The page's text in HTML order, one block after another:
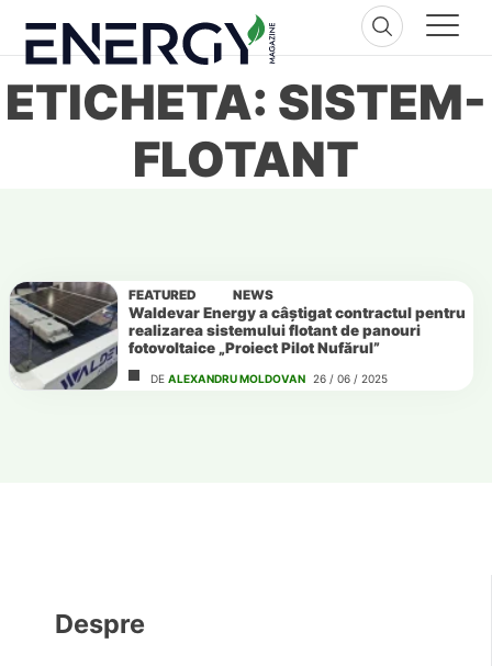
content
ETICHETA: SISTEM-
FLOTANT
FEATURED NEWS
Waldevar Energy a câștigat contractul pentru
realizarea sistemului flotant de panouri
fotovoltaice „Proiect Pilot Nufărul”
DE ALEXANDRU MOLDOVAN 26 / 06 / 2025
Despre